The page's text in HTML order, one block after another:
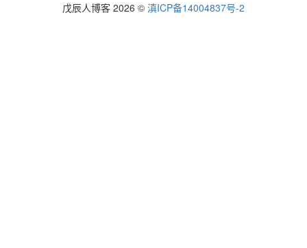
戊辰人博客 2026 © 滇ICP备14004837号-2